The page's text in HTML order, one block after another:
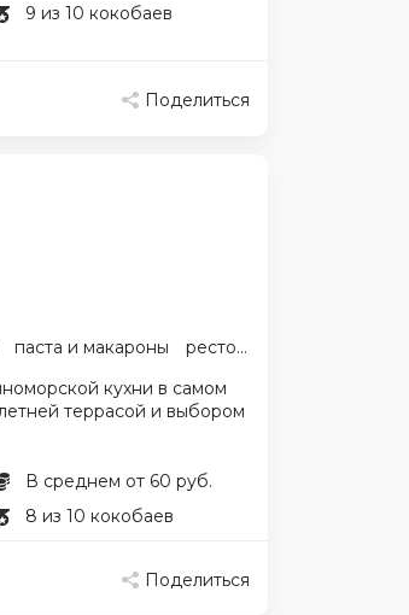
9 из 10 кокобаев
Поделиться
паста и макароны ресторан в центре
кухни в самом
террасой и выбором
В среднем от 60 руб.
8 из 10 кокобаев
Поделиться